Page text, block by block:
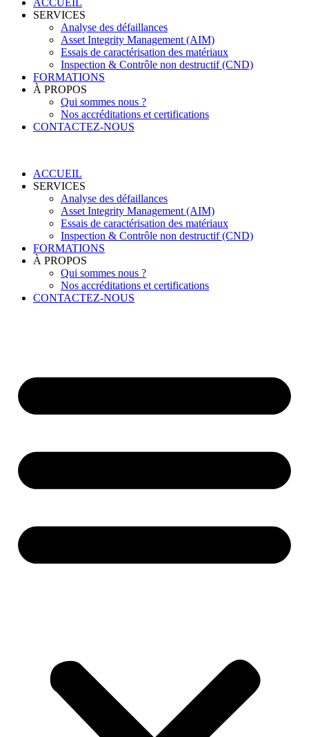
ACCUEIL
SERVICES
Analyse des défaillances
Asset Integrity Management (AIM)
Essais de caractérisation des matériaux
Inspection & Contrôle non destructif (CND)
FORMATIONS
À PROPOS
Qui sommes nous ?
Nos accréditations et certifications
CONTACTEZ-NOUS
ACCUEIL
SERVICES
Analyse des défaillances
Asset Integrity Management (AIM)
Essais de caractérisation des matériaux
Inspection & Contrôle non destructif (CND)
FORMATIONS
À PROPOS
Qui sommes nous ?
Nos accréditations et certifications
CONTACTEZ-NOUS